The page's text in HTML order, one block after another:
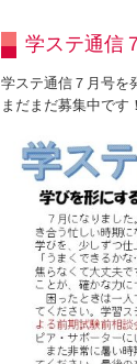
学ステ通信
学ステ通信７月号を
まだまだ募集中です！